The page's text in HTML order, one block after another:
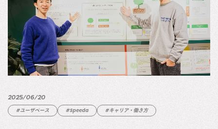
2025/06/20
#ユーザベース #Speeda #キャリア・働き方